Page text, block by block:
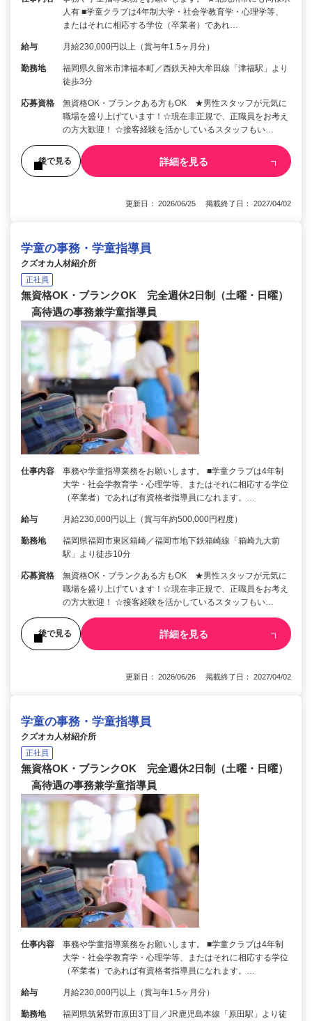
人有 ■学童クラブは4年制大学・社会学教育学・心理学等、
またはそれに相応する学位（卒業者）であれ…
給与 月給230,000円以上（賞与年1.5ヶ月分）
勤務地
福岡県久留米市津福本町／西鉄天神大牟田線「津福駅」より
徒歩3分
応募資格
無資格OK・ブランクある方もOK ★男性スタッフが元気に
職場を盛り上げています！☆現在非正規で、正職員をお考え
の方大歓迎！ ☆接客経験を活かしているスタッフもい…
後で見る 詳細を見る
更新日： 2026/06/25 掲載終了日： 2027/04/02
学童の事務・学童指導員
クズオカ人材紹介所
正社員
無資格OK・ブランクOK 完全週休2日制（土曜・日曜）
高待遇の事務兼学童指導員
仕事内容
事務や学童指導業務をお願いします。 ■学童クラブは4年制
大学・社会学教育学・心理学等、またはそれに相応する学位
（卒業者）であれば有資格者指導員になれます。…
給与 月給230,000円以上（賞与年約500,000円程度）
勤務地
福岡県福岡市東区箱崎／福岡市地下鉄箱崎線「箱崎九大前
駅」より徒歩10分
応募資格
無資格OK・ブランクある方もOK ★男性スタッフが元気に
職場を盛り上げています！☆現在非正規で、正職員をお考え
の方大歓迎！ ☆接客経験を活かしているスタッフもい…
後で見る 詳細を見る
更新日： 2026/06/26 掲載終了日： 2027/04/02
学童の事務・学童指導員
クズオカ人材紹介所
正社員
無資格OK・ブランクOK 完全週休2日制（土曜・日曜）
高待遇の事務兼学童指導員
仕事内容
事務や学童指導業務をお願いします。 ■学童クラブは4年制
大学・社会学教育学・心理学等、またはそれに相応する学位
（卒業者）であれば有資格者指導員になれます。…
給与 月給230,000円以上（賞与年1.5ヶ月分）
勤務地 福岡県筑紫野市原田3丁目／JR鹿児島本線「原田駅」より徒